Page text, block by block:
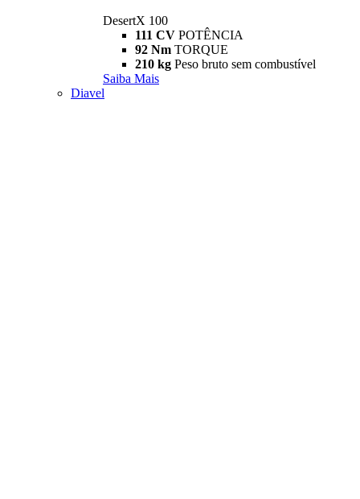
DesertX 100
111 CV POTÊNCIA
92 Nm TORQUE
210 kg Peso bruto sem combustível
Saiba Mais
Diavel